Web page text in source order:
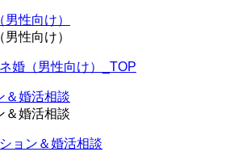
性向け）
性向け）
婚（男性向け）_TOP
＆婚活相談
＆婚活相談
ョン＆婚活相談